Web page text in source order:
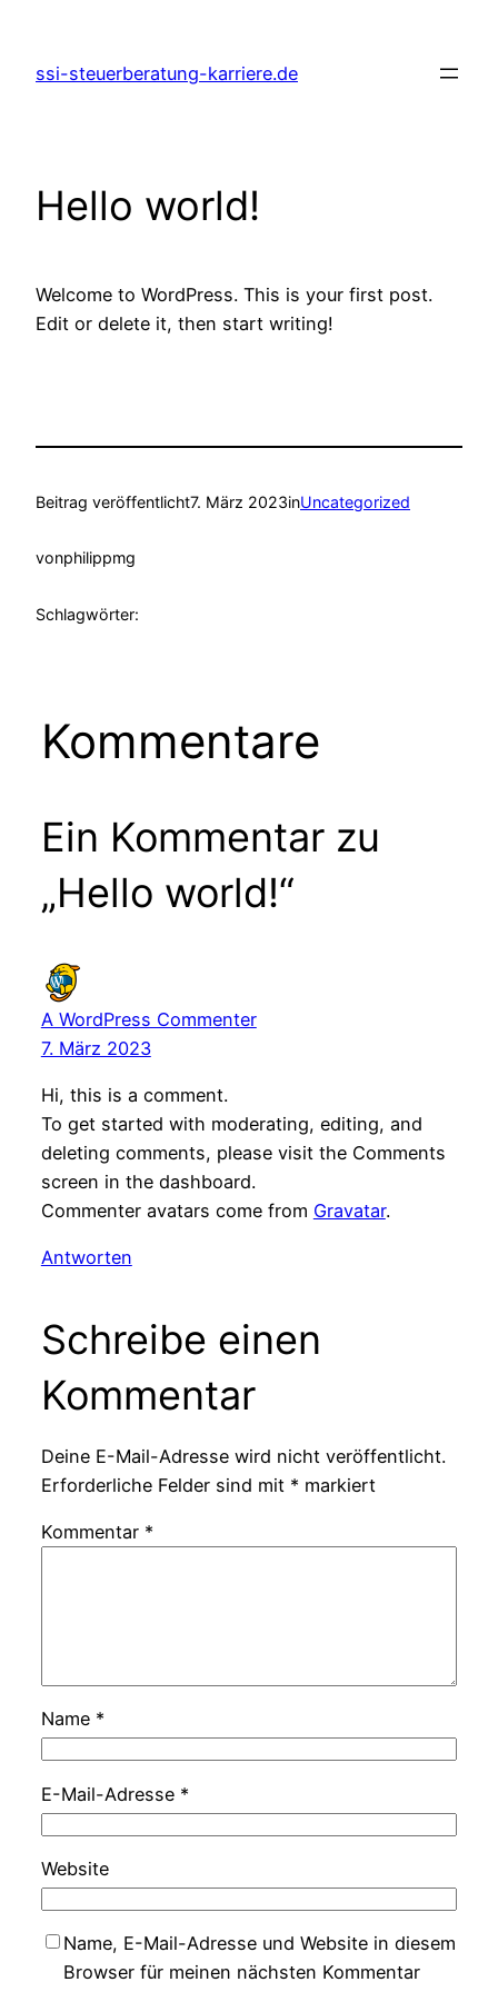
springen
ssi-steuerberatung-karriere.de
Hello world!
Welcome to WordPress. This is your first post.
Edit or delete it, then start writing!
Beitrag veröffentlicht7. März 2023inUncategorized
vonphilippmg
Schlagwörter:
Kommentare
Ein Kommentar zu
„Hello world!“
A WordPress Commenter
7. März 2023
Hi, this is a comment.
To get started with moderating, editing, and
deleting comments, please visit the Comments
screen in the dashboard.
Commenter avatars come from Gravatar.
Antworten
Schreibe einen
Kommentar
Deine E-Mail-Adresse wird nicht veröffentlicht.
Erforderliche Felder sind mit * markiert
Kommentar *
Name *
E-Mail-Adresse *
Website
Name, E-Mail-Adresse und Website in diesem
Browser für meinen nächsten Kommentar